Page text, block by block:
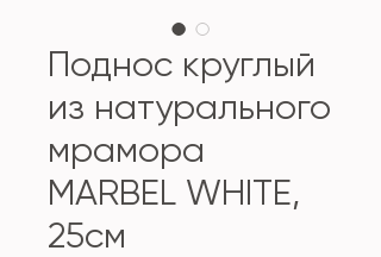
Поднос круглый
из натурального
мрамора
MARBEL WHITE,
25см